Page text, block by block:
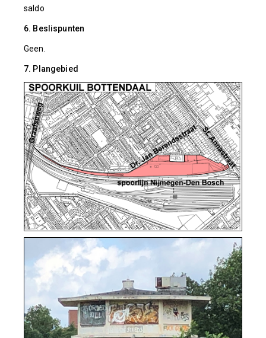
saldo
6. Beslispunten
Geen.
7. Plangebied